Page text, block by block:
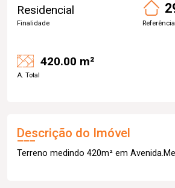
Residencial
Finalidade Referência
420.00 m²
A. Total
Descrição do Imóvel
Terreno medindo 420m² em